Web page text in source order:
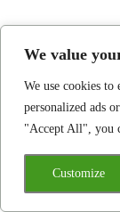
We value
We use cookies to
personalized ads
"Accept All", you
Customize